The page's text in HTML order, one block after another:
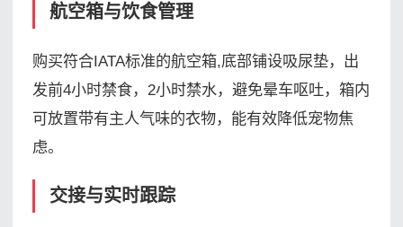
航空箱与饮食管理
购买符合IATA标准的航空箱,底部铺设吸尿垫，出
发前4小时禁食，2小时禁水，避免晕车呕吐，箱内
可放置带有主人气味的衣物，能有效降低宠物焦
虑。
交接与实时跟踪